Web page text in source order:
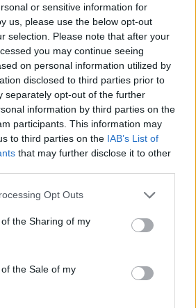
or sensitive information for
us, please use the below opt-out
selection. Please note that after your
you may continue seeing
on personal information utilized by
disclosed to third parties prior to
separately opt-out of the further
information by third parties on the
participants. This information may
to third parties on the IAB’s List of
that may further disclose it to other
app uses one or more Google
or usage behaviour. You may click to
to Google and its third-party tags to
specified purposes in below Google
Opt Outs
the Sharing of my
the Sale of my
Μπελινέλι για Κλάιμπερν:
“Πολύ χαρούμενος γι’ αυτή την
προσθήκη, ήταν ο καλύτερος
στη θέση του για χρόνια”
τον Ουίλ Κλάιμπερν και τη νέα
25) σε Ευρωλίγκα και Ιταλία.
Ο 38χρονος Μάρκο Μπελινέλι
MVP στην Ιταλία!
16/MAY/24 09:06
η στατιστική αξιολόγηση δεν
Μπελινέλι πήρε το διπλό στη
Βαρέζε, εύκολα η Αρμάνι την